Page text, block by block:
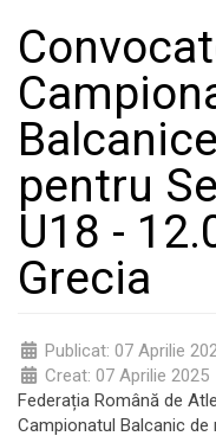
pentru
U18 -
Grecia
Publicat: 07 Aprilie
Creat: 07 Aprilie 2025
Federația Română de
Campionatul Balcanic de